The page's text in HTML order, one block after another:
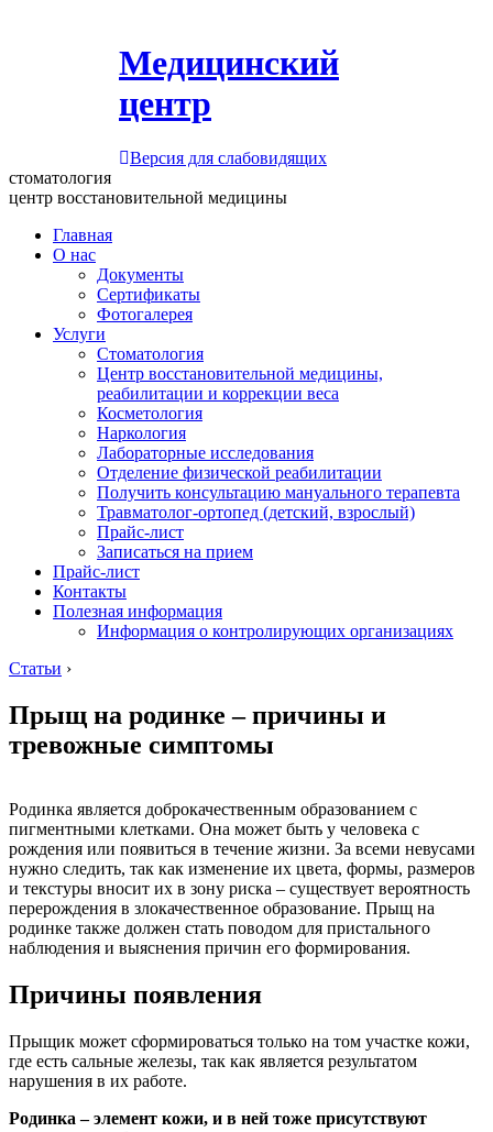
Медицинский
центр
Версия для слабовидящих
стоматология
центр восстановительной медицины
Главная
О нас
Документы
Сертификаты
Фотогалерея
Услуги
Стоматология
Центр восстановительной медицины,
реабилитации и коррекции веса
Косметология
Наркология
Лабораторные исследования
Отделение физической реабилитации
Получить консультацию мануального терапевта
Травматолог-ортопед (детский, взрослый)
Прайс-лист
Записаться на прием
Прайс-лист
Контакты
Полезная информация
Информация о контролирующих организациях
Статьи ›
Прыщ на родинке – причины и
тревожные симптомы
Родинка является доброкачественным образованием с
пигментными клетками. Она может быть у человека с
рождения или появиться в течение жизни. За всеми невусами
нужно следить, так как изменение их цвета, формы, размеров
и текстуры вносит их в зону риска – существует вероятность
перерождения в злокачественное образование. Прыщ на
родинке также должен стать поводом для пристального
наблюдения и выяснения причин его формирования.
Причины появления
Прыщик может сформироваться только на том участке кожи,
где есть сальные железы, так как является результатом
нарушения в их работе.
Родинка – элемент кожи, и в ней тоже присутствуют